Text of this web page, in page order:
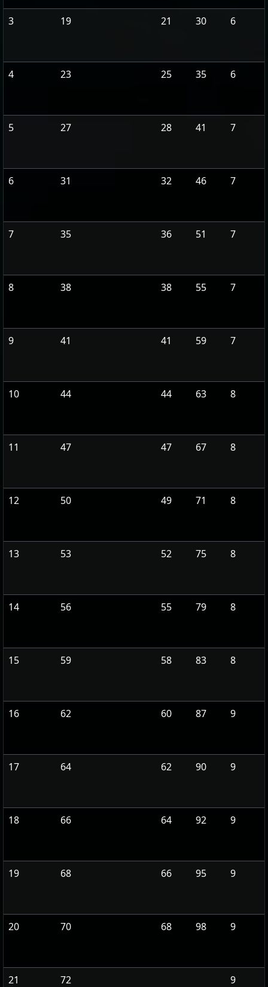
3
19 21 30 6
4
23 25 35 6
5
27 28 41 7
6
31 32 46 7
7
35 36 51 7
8
38 38 55 7
9
41 41 59 7
10
44 44 63 8
11
47 47 67 8
12
50 49 71 8
13
53 52 75 8
14
56 55 79 8
15
59 58 83 8
16
62 60 87 9
17
64 62 90 9
18
66 64 92 9
19
68 66 95 9
20
70 68 98 9
21
72 9